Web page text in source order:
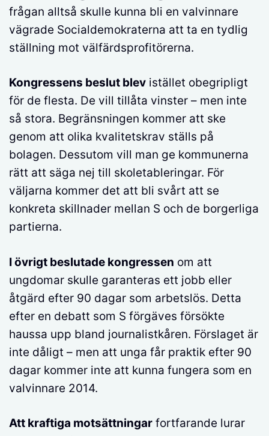
frågan alltså skulle kunna bli en valvinnare
vägrade Socialdemokraterna att ta en tydlig
ställning mot välfärdsprofitörerna.
Kongressens beslut blev istället obegripligt
för de flesta. De vill tillåta vinster – men inte
så stora. Begränsningen kommer att ske
genom att olika kvalitetskrav ställs på
bolagen. Dessutom vill man ge kommunerna
rätt att säga nej till skoletableringar. För
väljarna kommer det att bli svårt att se
konkreta skillnader mellan S och de borgerliga
partierna.
I övrigt beslutade kongressen om att
ungdomar skulle garanteras ett jobb eller
åtgärd efter 90 dagar som arbetslös. Detta
efter en debatt som S förgäves försökte
haussa upp bland journalistkåren. Förslaget är
inte dåligt – men att unga får praktik efter 90
dagar kommer inte att kunna fungera som en
valvinnare 2014.
Att kraftiga motsättningar fortfarande lurar